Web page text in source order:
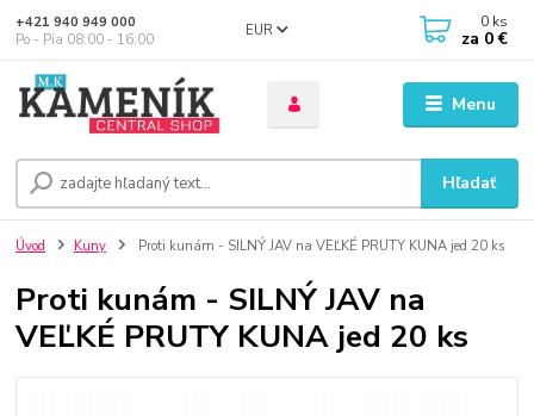
Menu
EUR
Hľadať
+421 940 949 000
Po - Pia 08:00 - 16:00
0 ks
za 0 €
Úvod Kuny Proti kunám - SILNÝ JAV na VEĽKÉ PRUTY KUNA jed 20 ks
Proti kunám - SILNÝ JAV na
VEĽKÉ PRUTY KUNA jed 20 ks